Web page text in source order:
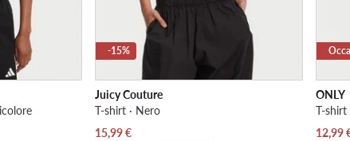
-15%
Juicy Couture
T-shirt · Nero
Prezzo attuale
15,99€
ONLY
T-shirt
Prezzo
12,99